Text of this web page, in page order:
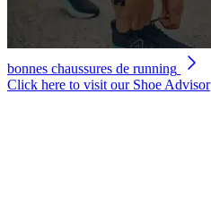
bonnes chaussures de running
Click here to visit our Shoe Advisor